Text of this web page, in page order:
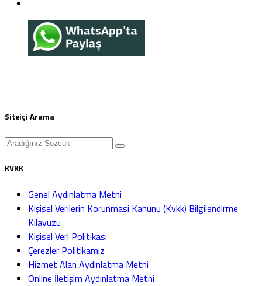
Siteiçi Arama
KVKK
Genel Aydınlatma Metni
Kişisel Verilerin Korunmasi Kanunu (Kvkk) Bilgilendirme
Kilavuzu
Kişisel Veri Politikası
Çerezler Politikamız
Hizmet Alan Aydınlatma Metni
Online İletişim Aydınlatma Metni